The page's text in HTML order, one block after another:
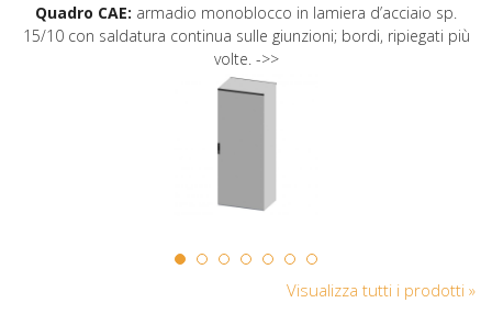
Quadro CAE: armadio monoblocco in lamiera d’acciaio sp.
15/10 con saldatura continua sulle giunzioni; bordi, ripiegati più
volte. ->>
Visualizza tutti i prodotti »